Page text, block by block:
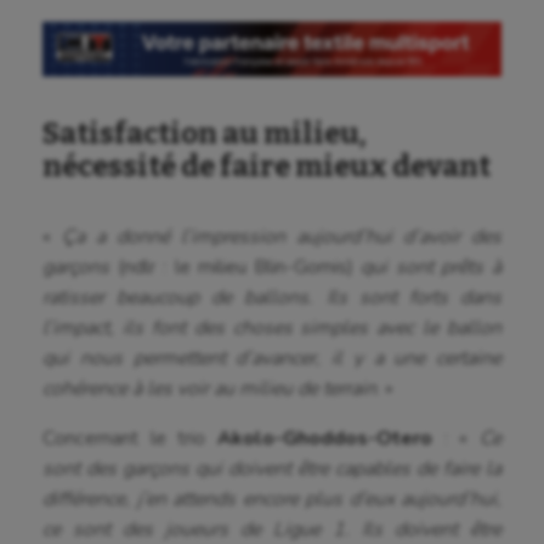
Aviron
Balle à la main
Ballon au poing
Baseball
Billard
Boules lyonnaises
Canoë-kayak
Cheerleading
Course à pied
Crossfit
Satisfaction au milieu,
nécessité de faire mieux devant
Ça a donné l’impression aujourd’hui d’avoir des
garçons
(ndlr : le milieu Blin-Gomis)
qui sont prêts à
ratisser beaucoup de ballons. Ils sont forts dans
l’impact, ils font des choses simples avec le ballon
qui nous permettent d’avancer, il y a une certaine
cohérence à les voir au milieu de terrain
Concernant le trio Akolo-Ghoddos-Otero
Ce
sont des garçons qui doivent être capables de faire la
différence, j’en attends encore plus d’eux aujourd’hui,
ce sont des joueurs de Ligue 1. Ils doivent être